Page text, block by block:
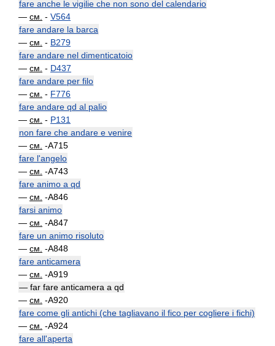
fare anche le vigilie che non sono del calendario
— см. - V564
fare andare la barca
— см. - B279
fare andare nel dimenticatoio
— см. - D437
fare andare per filo
— см. - F776
fare andare qd al palio
— см. - P131
non fare che andare e venire
— см. -A715
fare l'angelo
— см. -A743
fare animo a qd
— см. -A846
farsi animo
— см. -A847
fare un animo risoluto
— см. -A848
fare anticamera
— см. -A919
— far fare anticamera a qd
— см. -A920
fare come gli antichi (che tagliavano il fico per cogliere i fichi)
— см. -A924
fare all'aperta